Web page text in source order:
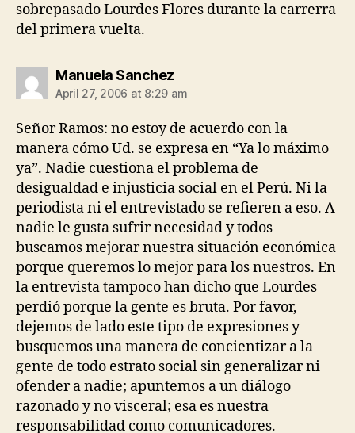
sobrepasado Lourdes Flores durante la carrerra
del primera vuelta.
Manuela Sanchezsays:
April 27, 2006 at 8:29 am
Señor Ramos: no estoy de acuerdo con la
manera cómo Ud. se expresa en “Ya lo máximo
ya”. Nadie cuestiona el problema de
desigualdad e injusticia social en el Perú. Ni la
periodista ni el entrevistado se refieren a eso. A
nadie le gusta sufrir necesidad y todos
buscamos mejorar nuestra situación económica
porque queremos lo mejor para los nuestros. En
la entrevista tampoco han dicho que Lourdes
perdió porque la gente es bruta. Por favor,
dejemos de lado este tipo de expresiones y
busquemos una manera de concientizar a la
gente de todo estrato social sin generalizar ni
ofender a nadie; apuntemos a un diálogo
razonado y no visceral; esa es nuestra
responsabilidad como comunicadores.